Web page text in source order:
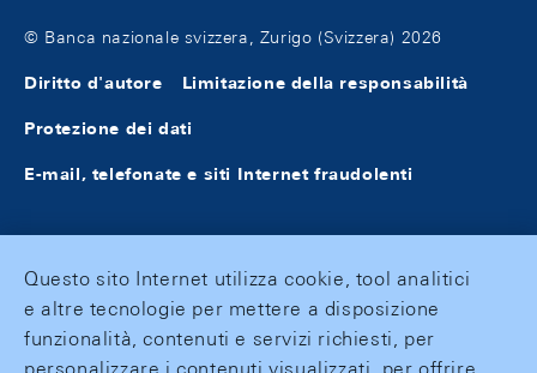
© Banca nazionale svizzera, Zurigo (Svizzera) 2026
Diritto d'autore Limitazione della responsabilità
Protezione dei dati
E-mail, telefonate e siti Internet fraudolenti
Questo sito Internet utilizza cookie, tool analitici
e altre tecnologie per mettere a disposizione
funzionalità, contenuti e servizi richiesti, per